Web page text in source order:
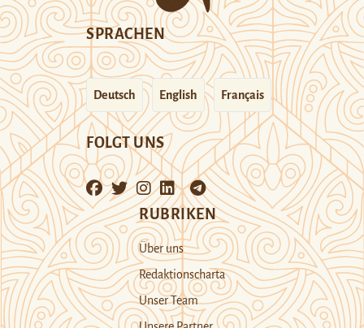
SPRACHEN
Deutsch English Français
FOLGT UNS
RUBRIKEN
Über uns
Redaktionscharta
Unser Team